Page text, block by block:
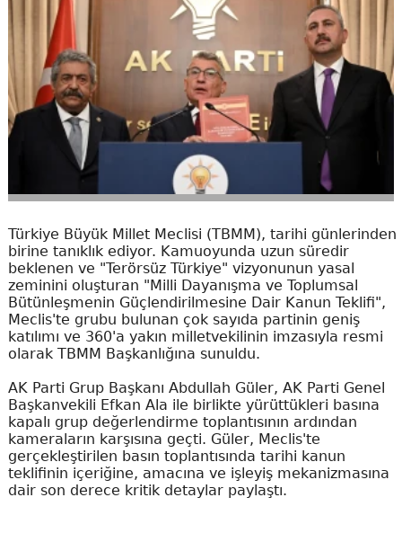
Türkiye Büyük Millet Meclisi (TBMM), tarihi günlerinden
birine tanıklık ediyor. Kamuoyunda uzun süredir
beklenen ve "Terörsüz Türkiye" vizyonunun yasal
zeminini oluşturan "Milli Dayanışma ve Toplumsal
Bütünleşmenin Güçlendirilmesine Dair Kanun Teklifi",
Meclis'te grubu bulunan çok sayıda partinin geniş
katılımı ve 360'a yakın milletvekilinin imzasıyla resmi
olarak TBMM Başkanlığına sunuldu.
AK Parti Grup Başkanı Abdullah Güler, AK Parti Genel
Başkanvekili Efkan Ala ile birlikte yürüttükleri basına
kapalı grup değerlendirme toplantısının ardından
kameraların karşısına geçti. Güler, Meclis'te
gerçekleştirilen basın toplantısında tarihi kanun
teklifinin içeriğine, amacına ve işleyiş mekanizmasına
dair son derece kritik detaylar paylaştı.